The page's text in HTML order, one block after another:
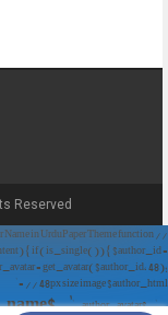
Reserved.
Name in UrduPaper Theme function
{ if (is_single()) { $author_id =
= get_avatar($author_id, 48);
// 48px size image $author_html = '
' . $author_avatar . '
' . $author_name . '